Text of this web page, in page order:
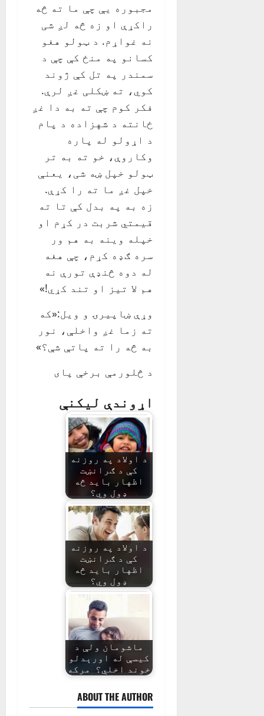
مجبوره یې چې ما ته څه
راکړې او زه څه لږ شی
نه غواړم. د ټولو هغو
کسانو په منځ کې چې د
سمندر په تل کې ژوند
کوي، ته ښکلی غږ لرې.
فکر کوم چې ته به دا غږ
ځانته د شهزاده د پام
د اړولو له پاره
وکاروې، خو ته به تر
ټولو خپل ښه شی، یعنې
خپل غږ ما ته را کړې.
زه به په بدل کې تا ته
قیمتي شربت در کړم او
خپله وینه به هم ور
سره ګډه کړم، چې هغه
له دوه څنډې تورې نه
هم لا تیز او تند کړي!»
وړې ښاپیرۍ و ویل:«که
ته زما غږ واخلې، نور
به څه را ته پاتې شې؟»
د څلورمې برخې پای
اړوندې لیکنې
د اولاد په روزنه
کې د ګرانښت
اظهار باید څه
ډول وي؟
د اولاد په روزنه
کې د ګرانښت
اظهار باید څه
ډول وي؟
ماشومان ولې د
کیسې له اورېدلو
خوند اخلي؟ مرکه
ABOUT THE AUTHOR